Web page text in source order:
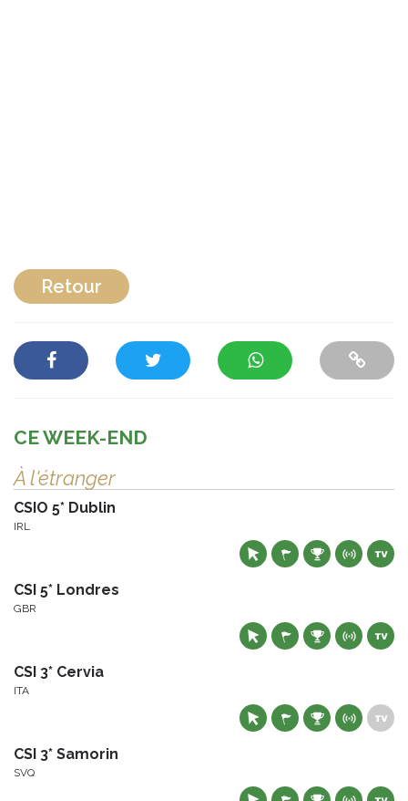
Retour
CE WEEK-END
À l'étranger
CSIO 5* Dublin
IRL
CSI 5* Londres
GBR
CSI 3* Cervia
ITA
CSI 3* Samorin
SVQ